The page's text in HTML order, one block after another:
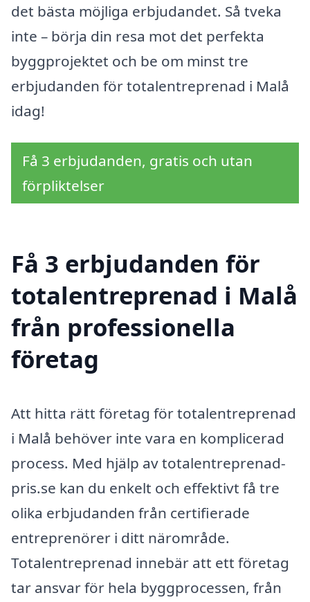
det bästa möjliga erbjudandet. Så tveka
inte – börja din resa mot det perfekta
byggprojektet och be om minst tre
erbjudanden för totalentreprenad i Malå
idag!
Få 3 erbjudanden, gratis och utan
förpliktelser
Få 3 erbjudanden för
totalentreprenad i Malå
från professionella
företag
Att hitta rätt företag för totalentreprenad
i Malå behöver inte vara en komplicerad
process. Med hjälp av totalentreprenad-
pris.se kan du enkelt och effektivt få tre
olika erbjudanden från certifierade
entreprenörer i ditt närområde.
Totalentreprenad innebär att ett företag
tar ansvar för hela byggprocessen, från